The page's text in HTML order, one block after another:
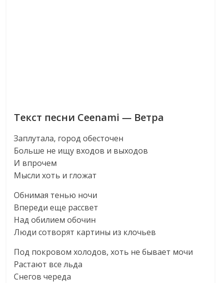
Текст песни Ceenami — Ветра
Заплутала, город обесточен
Больше не ищу входов и выходов
И впрочем
Мысли хоть и гложат
Обнимая тенью ночи
Впереди еще рассвет
Над обилием обочин
Люди сотворят картины из клочьев
Под покровом холодов, хоть не бывает мочи
Растают все льда
Снегов череда